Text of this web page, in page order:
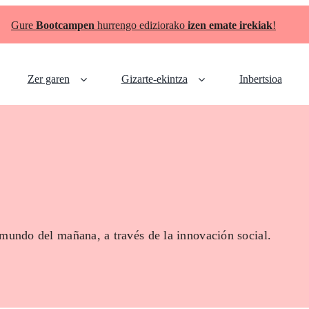
Gure Bootcampen hurrengo ediziorako izen emate irekiak!
Zer garen Gizarte-ekintza Inbertsioa
del mañana, a través de la innovación social.